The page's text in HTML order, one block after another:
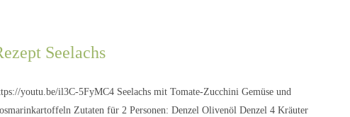
Seelachs
youtu.be/il3C-5FyMC4 Seelachs mit Tomate-Zucchini Gemüse und
Zutaten für 2 Personen: Denzel Olivenöl Denzel 4 Kräuter